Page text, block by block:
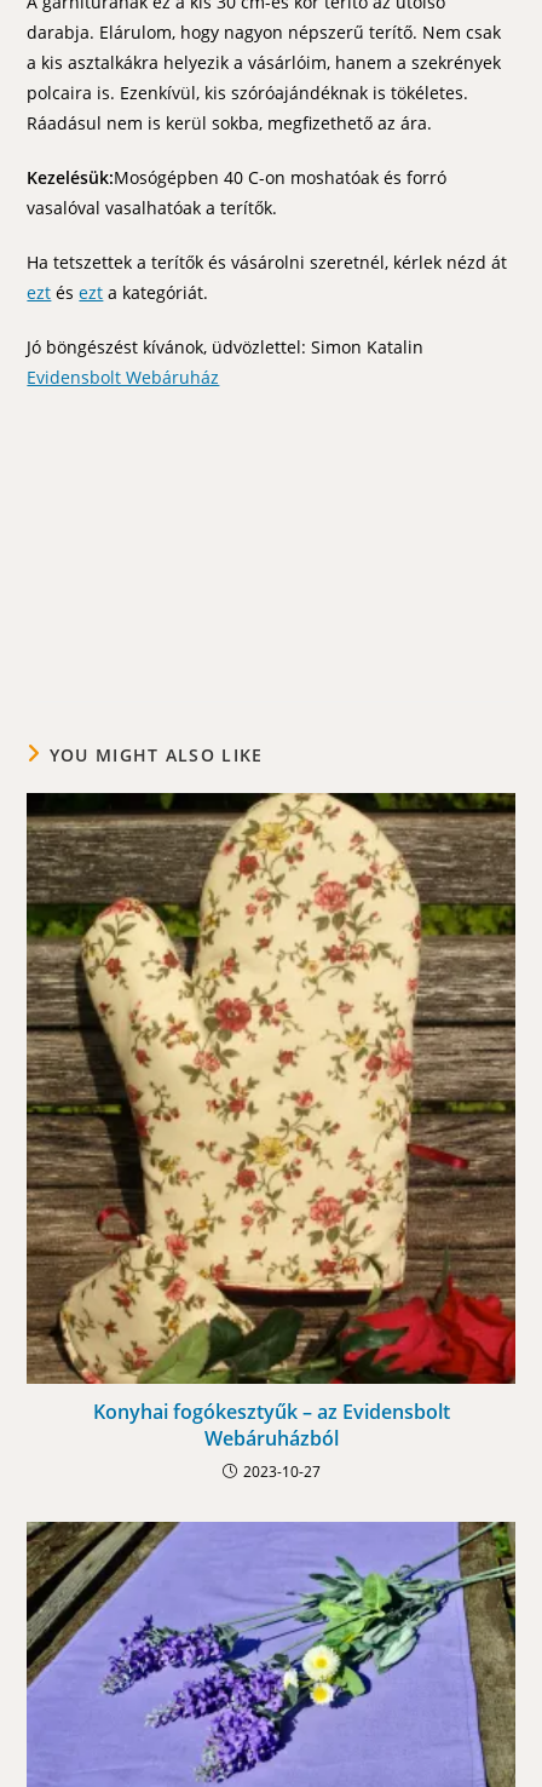
darabja. Elárulom, hogy nagyon népszerű terítő. Nem csak
a kis asztalkákra helyezik a vásárlóim, hanem a szekrények
polcaira is. Ezenkívül, kis szóróajándéknak is tökéletes.
Ráadásul nem is kerül sokba, megfizethető az ára.
Kezelésük:Mosógépben 40 C-on moshatóak és forró
vasalóval vasalhatóak a terítők.
Ha tetszettek a terítők és vásárolni szeretnél, kérlek nézd át
ezt ésezt a kategóriát.
Jó böngészést kívánok, üdvözlettel: Simon Katalin
Evidensbolt Webáruház
YOU MIGHT ALSO LIKE
Konyhai fogókesztyűk – az Evidensbolt
Webáruházból
2023-10-27